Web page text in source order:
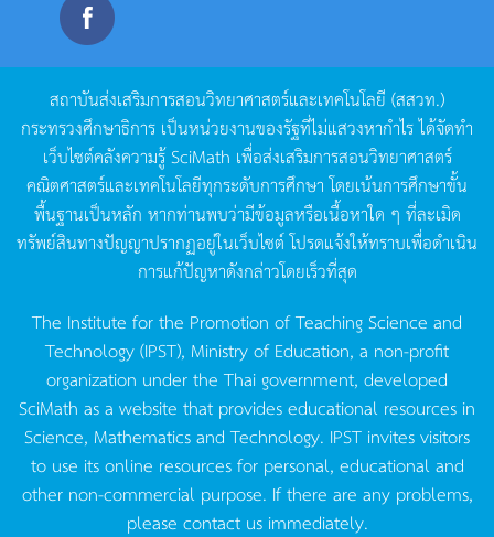
สถาบันส่งเสริมการสอนวิทยาศาสตร์และเทคโนโลยี (สสวท.)
กระทรวงศึกษาธิการ เป็นหน่วยงานของรัฐที่ไม่แสวงหากำไรได้จัดทำ
เว็บไซต์คลังความรู้SciMath เพื่อส่งเสริมการสอนวิทยาศาสตร์
คณิตศาสตร์และเทคโนโลยีทุกระดับการศึกษา โดยเน้นการศึกษาขั้น
พื้นฐานเป็นหลัก หากท่านพบว่ามีข้อมูลหรือเนื้อหาใด ๆ ที่ละเมิด
ทรัพย์สินทางปัญญาปรากฏอยู่ในเว็บไซต์โปรดแจ้งให้ทราบเพื่อดำเนิน
การแก้ปัญหาดังกล่าวโดยเร็วที่สุด
The Institute for the Promotion of Teaching Science and
Technology (IPST), Ministry of Education, a non-profit
organization under the Thai government, developed
SciMath as a website that provides educational resources in
Science, Mathematics and Technology. IPST invites visitors
to use its online resources for personal, educational and
other non-commercial purpose. If there are any problems,
please contact us immediately.